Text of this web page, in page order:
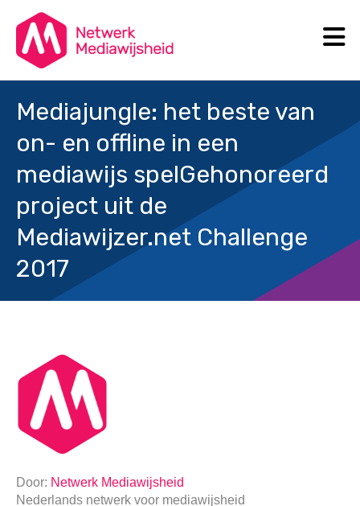
Mediajungle: het beste van
on- en offline in een
mediawijs spelGehonoreerd
project uit de
Mediawijzer.net Challenge
2017
Door: Netwerk Mediawijsheid
Nederlands netwerk voor mediawijsheid